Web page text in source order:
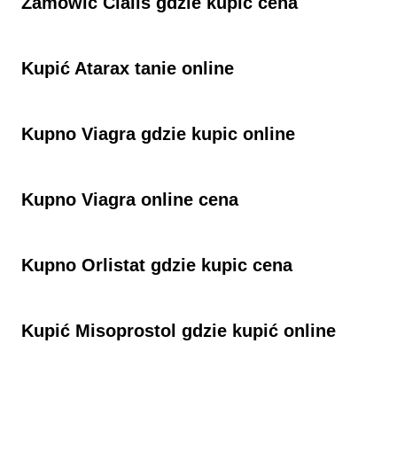
Kupić Atarax tanie online
Kupno Viagra gdzie kupic online
Kupno Viagra online cena
Kupno Orlistat gdzie kupic cena
Kupić Misoprostol gdzie kupić online